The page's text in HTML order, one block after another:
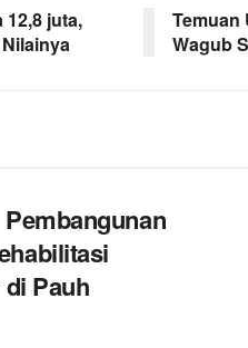
juta,
Temuan
Wagub
Pauh